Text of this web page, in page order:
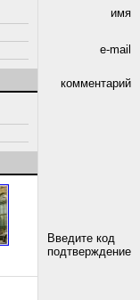
имя
e-mail
комментарий
Введите код
подтверждение